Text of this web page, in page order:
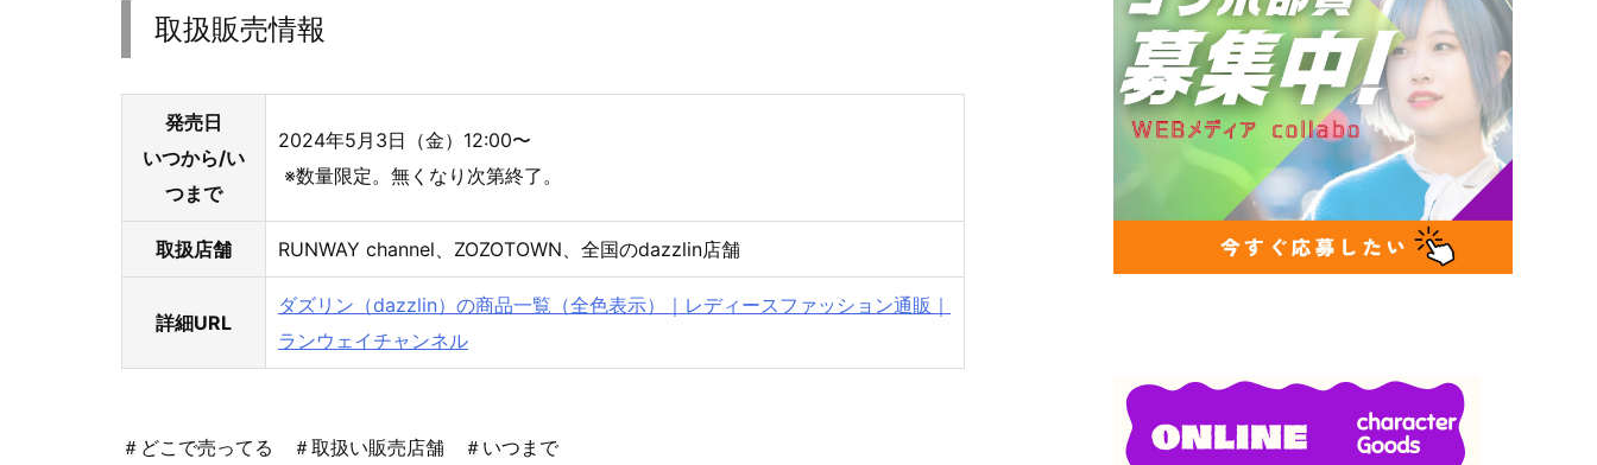
取扱販売情報
発売日
いつから/い
つまで
2024年5月3日（金）12:00〜
※数量限定。無くなり次第終了。
取扱店舗 RUNWAY channel、ZOZOTOWN、全国のdazzlin店舗
詳細URL
ダズリン（dazzlin）の商品一覧（全色表示）｜レディースファッション通販｜
ランウェイチャンネル
＃どこで売ってる ＃取扱い販売店舗 ＃いつまで